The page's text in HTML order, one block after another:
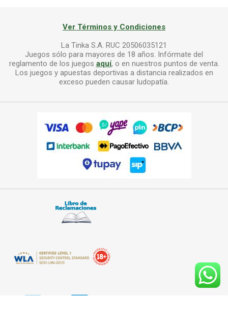
Ver Términos y Condiciones
La Tinka S.A. RUC 20506035121
Juegos sólo para mayores de 18 años. Infórmate del
reglamento de los juegos aquí, o en nuestros puntos de venta.
Los juegos y apuestas deportivas a distancia realizados en
exceso pueden causar ludopatía.